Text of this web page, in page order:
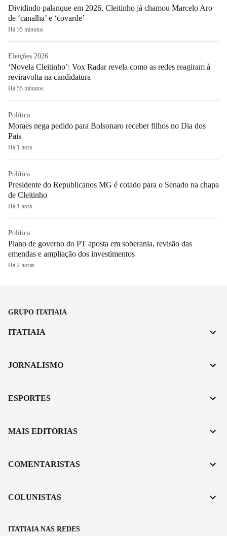
Dividindo palanque em 2026, Cleitinho já chamou Marcelo Aro
de ‘canalha’ e ‘covarde’
Há 35 minutos
Eleições 2026
‘Novela Cleitinho’: Vox Radar revela como as redes reagiram à
reviravolta na candidatura
Há 55 minutos
Política
Moraes nega pedido para Bolsonaro receber filhos no Dia dos
Pais
Há 1 hora
Política
Presidente do Republicanos MG é cotado para o Senado na chapa
de Cleitinho
Há 1 hora
Política
Plano de governo do PT aposta em soberania, revisão das
emendas e ampliação dos investimentos
Há 2 horas
GRUPO ITATIAIA
ITATIAIA NAS REDES
ITATIAIA
JORNALISMO
ESPORTES
MAIS EDITORIAS
COMENTARISTAS
COLUNISTAS